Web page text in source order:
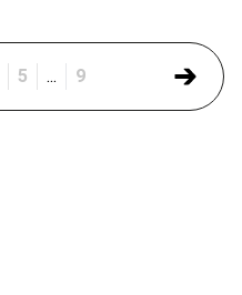
5 ... 9